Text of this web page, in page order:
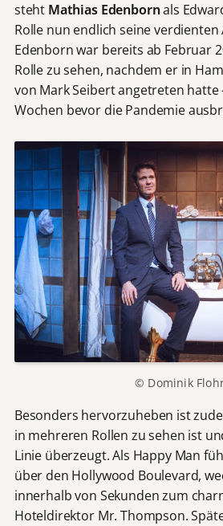
steht Mathias Edenbornals
Rolle nun endlich seine
Edenborn war bereits ab Februar
Rolle zu sehen, nachdem er in
von Mark Seibert angetreten hatte
Wochen bevor die Pandemie
© Dominik
Besonders hervorzuheben ist
in mehreren Rollen zu sehen ist
Linie überzeugt. Als Happy Man
über den Hollywood Boulevard,
innerhalb von Sekunden zum
Hoteldirektor Mr. Thompson.